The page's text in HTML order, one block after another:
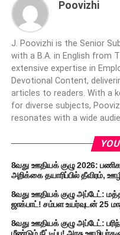
Poovizhi
J. Poovizhi is the Senior
with a B.A. in English from
extensive expertise in
Devotional Content,
articles to readers. With a
for diverse subjects,
resonates with a wide
8வது ஊதியக் குழு 2026:
அறிக்கை தயாரிப்பில் தீவிரம்,
8வது ஊதியக் குழு அப்டேட்:
ஜாக்பாட்! சம்பள உயர்வுடன் 25
8வது ஊதியக் குழு அப்டேட்: